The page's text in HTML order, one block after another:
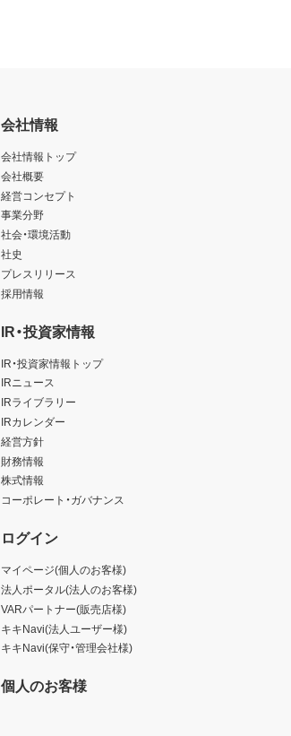
会社情報
会社情報トップ
会社概要
経営コンセプト
事業分野
社会・環境活動
社史
プレスリリース
採用情報
IR・投資家情報
IR・投資家情報トップ
IRニュース
IRライブラリー
IRカレンダー
経営方針
財務情報
株式情報
コーポレート・ガバナンス
ログイン
マイページ(個人のお客様)
法人ポータル(法人のお客様)
VARパートナー(販売店様)
キキNavi(法人ユーザー様)
キキNavi(保守・管理会社様)
個人のお客様